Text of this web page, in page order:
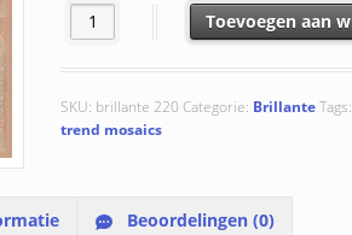
Brillante 220 aantal Toevoegen aan
SKU: brillante 220 Categorie: Brillante Tags:
trend mosaics
Beoordelingen (0)